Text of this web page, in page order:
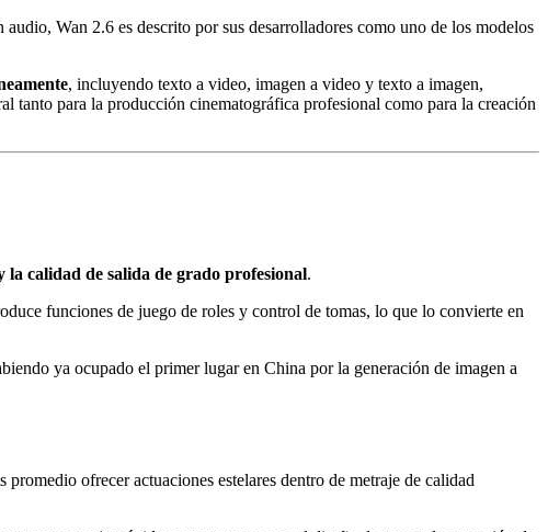
Wan 2.6 es descrito por sus desarrolladores como uno de los modelos
, incluyendo texto a video, imagen a video y texto a imagen,
tanto para la producción cinematográfica profesional como para la creación
calidad de salida de grado profesional.
funciones de juego de roles y control de tomas, lo que lo convierte en
ya ocupado el primer lugar en China por la generación de imagen a
promedio ofrecer actuaciones estelares dentro de metraje de calidad